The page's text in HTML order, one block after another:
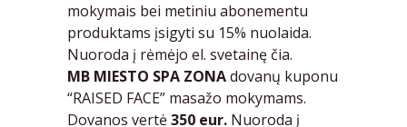
mokymais bei metiniu abonementu
produktams įsigyti su 15% nuolaida.
Nuoroda į rėmėjo el. svetainę čia.
MB MIESTO SPA ZONAdovanų kuponu
“RAISED FACE” masažo mokymams.
Dovanos vertė350 eur. Nuoroda į